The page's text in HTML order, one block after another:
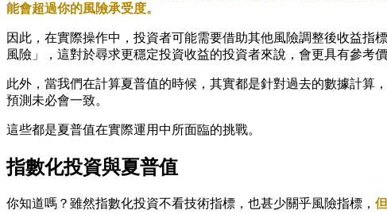
能會超過你的風險承受度。
因此，在實際操作中，投資者可能需要借助其他風險調整後收益指
風險」，這對於尋求更穩定投資收益的投資者來說，會更具有參考價
此外，當我們在計算夏普值的時候，其實都是針對過去的數據計算
預測未必會一致。
這些都是夏普值在實際運用中所面臨的挑戰。
指數化投資與夏普值
你知道嗎？雖然指數化投資不看技術指標，也甚少關乎風險指標，